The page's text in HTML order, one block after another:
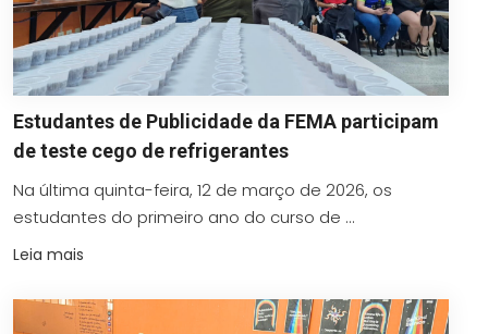
Estudantes de Publicidade da FEMA participam
de teste cego de refrigerantes
Na última quinta-feira, 12 de março de 2026, os
estudantes do primeiro ano do curso de ...
Leia mais